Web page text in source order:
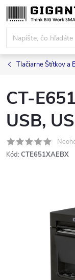
Prejsť
na
obsah
Tlačiarne Štítkov a
CT-
USB,
Kód: CTE651XAEBX